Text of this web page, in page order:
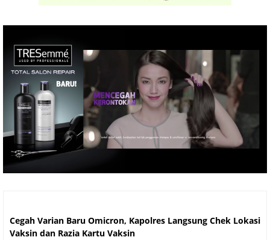
Cegah Varian Baru Omicron, Kapolres Langsung Chek Lokasi
Vaksin dan Razia Kartu Vaksin